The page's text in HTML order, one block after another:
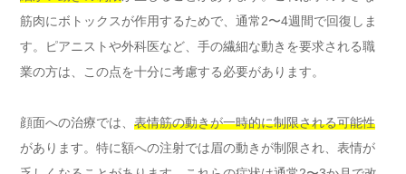
筋肉にボトックスが作用するためで、通常2〜4週間で回復しま
す。ピアニストや外科医など、手の繊細な動きを要求される職
業の方は、この点を十分に考慮する必要があります。
顔面への治療では、 表情筋の動きが一時的に制限される可能性
があります。特に額への注射では眉の動きが制限され、表情が